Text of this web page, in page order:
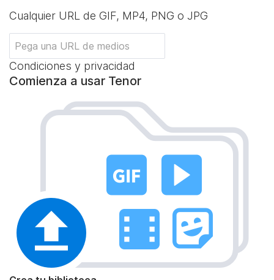
Cualquier URL de GIF, MP4, PNG o JPG
Condiciones y privacidad
Comienza a usar Tenor